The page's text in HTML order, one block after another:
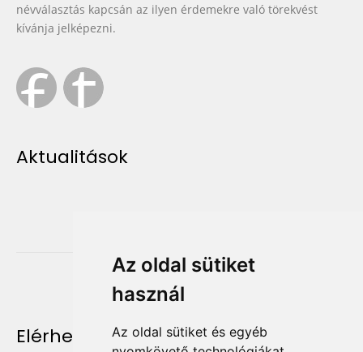
Az oldal sütiket
használ
Az oldal sütiket és egyéb
névválasztás kapcsán az ilyen érdemekre való törekvést
kívánja jelképezni.
Aktualitások
Elérhetőség